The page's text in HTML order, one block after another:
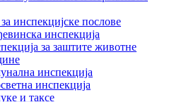
инспекцијске послове
инспекција
за заштите животне
инспекција
инспекција
и таксе